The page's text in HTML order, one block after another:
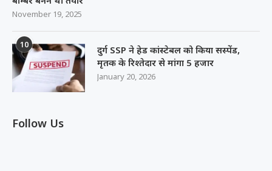
November 19, 2025
10
दुर्ग SSP ने हेड कांस्टेबल को किया सस्पेंड,
मृतक के रिश्तेदार से मांगा 5 हजार
January 20, 2026
Follow Us